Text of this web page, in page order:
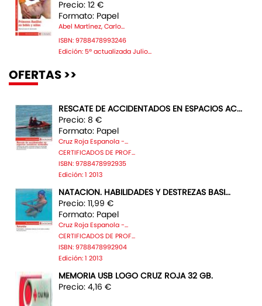
Precio: 12 €
Formato: Papel
Abel Martínez, Carlo...
ISBN: 9788478993246
Edición: 5ª actualizada Julio...
OFERTAS >>
RESCATE DE ACCIDENTADOS EN ESPACIOS AC...
Precio: 8 €
Formato: Papel
Cruz Roja Espanola -...
CERTIFICADOS DE PROF...
ISBN: 9788478992935
Edición: 1 2013
NATACION. HABILIDADES Y DESTREZAS BASI...
Precio: 11,99 €
Formato: Papel
Cruz Roja Espanola -...
CERTIFICADOS DE PROF...
ISBN: 9788478992904
Edición: 1 2013
MEMORIA USB LOGO CRUZ ROJA 32 GB.
Precio: 4,16 €